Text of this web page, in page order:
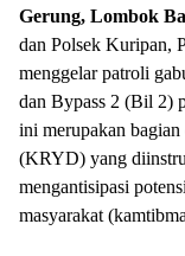
Gerung, Lombok
dan Polsek Kuripan,
menggelar patroli
dan Bypass 2 (Bil 2)
ini merupakan
(KRYD) yang
mengantisipasi
masyarakat